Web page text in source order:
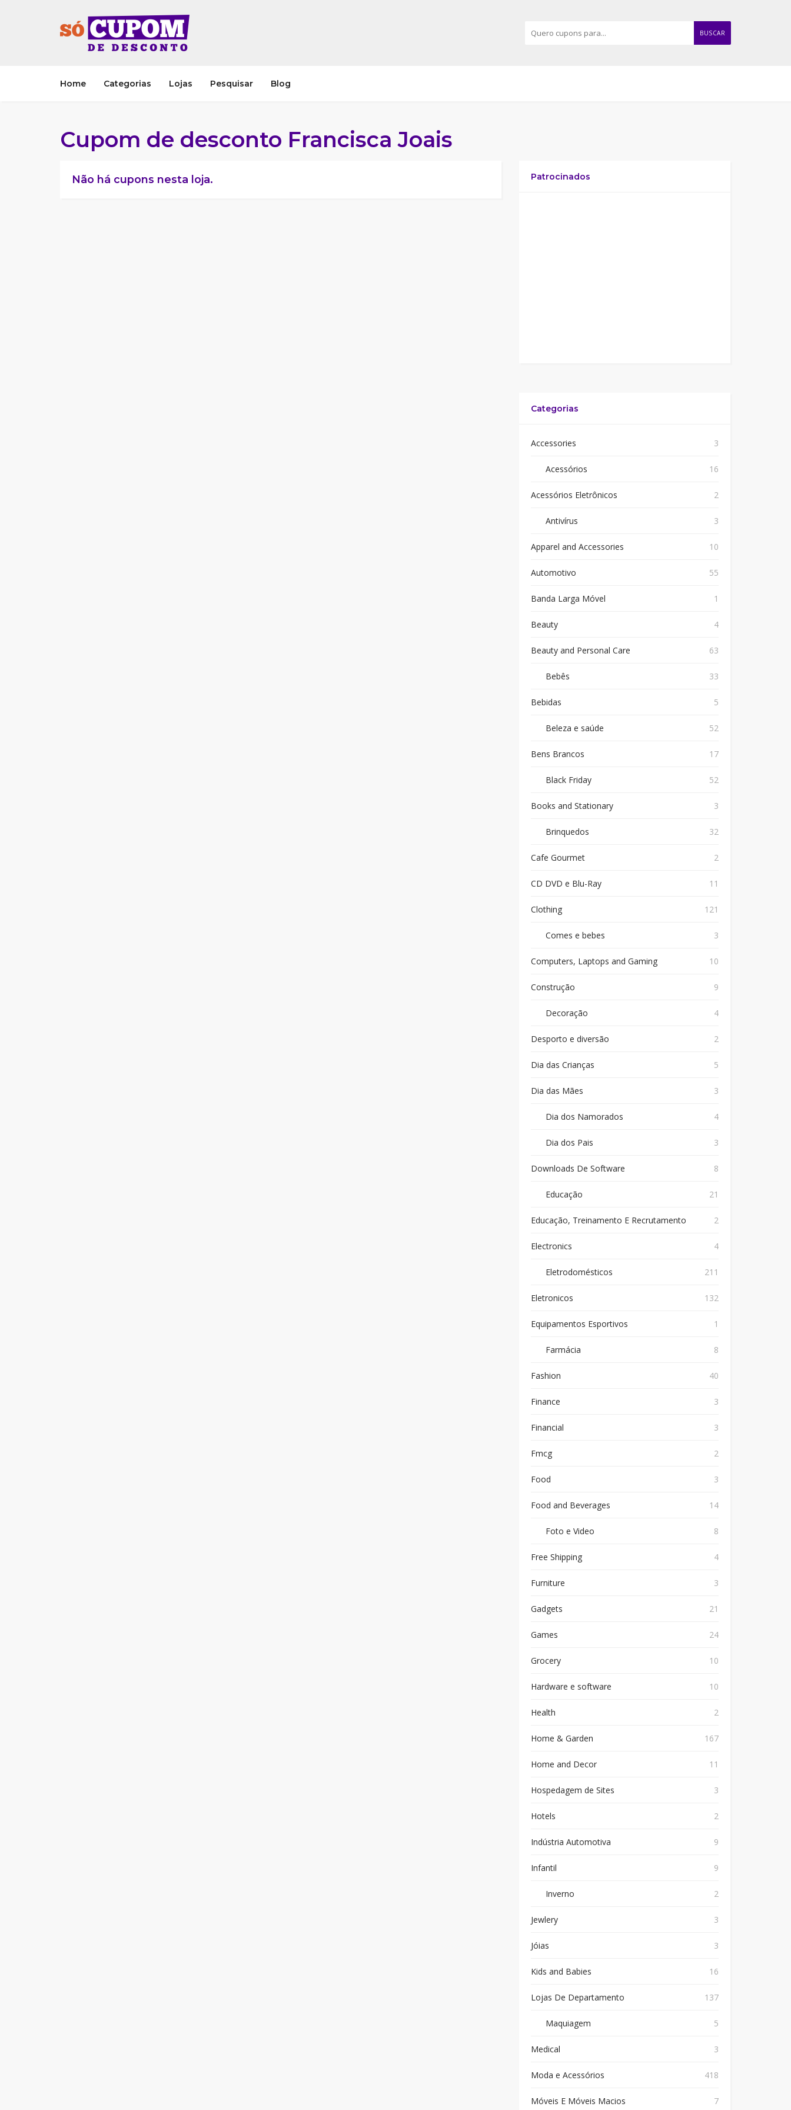
BUSCAR
Home Categorias Lojas Pesquisar Blog
Cupom de desconto Francisca Joais
Não há cupons nesta loja. Patrocinados
Categorias
Accessories 3
Acessórios 16
Acessórios Eletrônicos 2
Antivírus 3
Apparel and Accessories 10
Automotivo 55
Banda Larga Móvel 1
Beauty 4
Beauty and Personal Care 63
Bebês 33
Bebidas 5
Beleza e saúde 52
Bens Brancos 17
Black Friday 52
Books and Stationary 3
Brinquedos 32
Cafe Gourmet 2
CD DVD e Blu-Ray 11
Clothing 121
Comes e bebes 3
Computers, Laptops and Gaming 10
Construção 9
Decoração 4
Desporto e diversão 2
Dia das Crianças 5
Dia das Mães 3
Dia dos Namorados 4
Dia dos Pais 3
Downloads De Software 8
Educação 21
Educação, Treinamento E Recrutamento 2
Electronics 4
Eletrodomésticos 211
Eletronicos 132
Equipamentos Esportivos 1
Farmácia 8
Fashion 40
Finance 3
Financial 3
Fmcg 2
Food 3
Food and Beverages 14
Foto e Video 8
Free Shipping 4
Furniture 3
Gadgets 21
Games 24
Grocery 10
Hardware e software 10
Health 2
Home & Garden 167
Home and Decor 11
Hospedagem de Sites 3
Hotels 2
Indústria Automotiva 9
Infantil 9
Inverno 2
Jewlery 3
Jóias 3
Kids and Babies 16
Lojas De Departamento 137
Maquiagem 5
Medical 3
Moda e Acessórios 418
Móveis E Móveis Macios 7